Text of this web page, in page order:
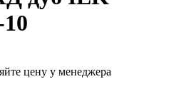
цену у менеджера